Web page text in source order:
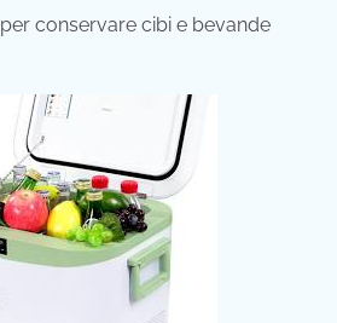
per conservare cibi e bevande